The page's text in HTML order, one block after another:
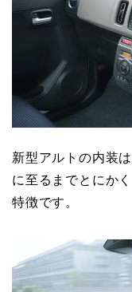
新型アルトの内装
に至るまでとにか
特徴です。